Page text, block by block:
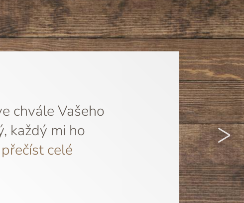
chvále Vašeho
každý mi ho
přečíst celé >